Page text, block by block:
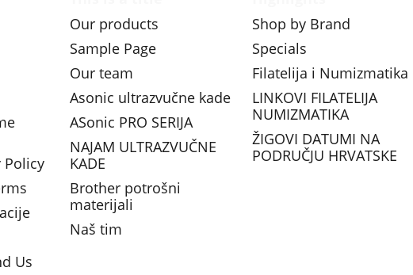
Policy
Us
Our products
Sample Page
Our team
Asonic ultrazvučne kade
ASonic PRO SERIJA
NAJAM ULTRAZVUČNE
KADE
Brother potrošni
materijali
Naš tim
Shop by Brand
Specials
Filatelija i Numizmatika
LINKOVI FILATELIJA
NUMIZMATIKA
ŽIGOVI DATUMI NA
PODRUČJU HRVATSKE